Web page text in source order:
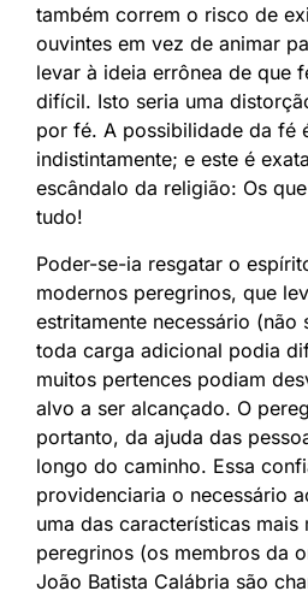
também correm o risco de
ouvintes em vez de animar
levar à ideia errônea de que
difícil. Isto seria uma
por fé. A possibilidade da fé
indistintamente; e este é
escândalo da religião: Os
tudo!
Poder-se-ia resgatar o
modernos peregrinos, que
estritamente necessário (não
toda carga adicional podia
muitos pertences podiam
alvo a ser alcançado. O
portanto, da ajuda das
longo do caminho. Essa
providenciaria o necessário
uma das características mais
peregrinos (os membros da
João Batista Calábria são